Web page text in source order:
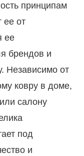
принципам
ее от
ее
брендов и
Независимо от
ковру в доме,
салону
под
и